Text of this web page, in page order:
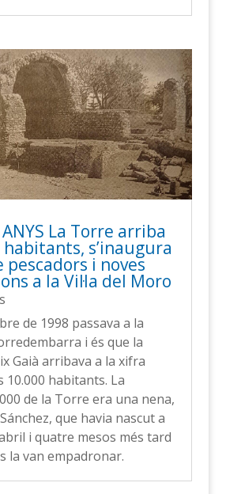
ANYS La Torre arriba
habitants, s’inaugura
pescadors i noves
a la Vil·la del Moro
de 1998 passava a la
i és que la
Gaià arribava a la xifra
10.000 habitants. La
de la Torre era una nena,
que havia nascut a
i quatre mesos més tard
la van empadronar.